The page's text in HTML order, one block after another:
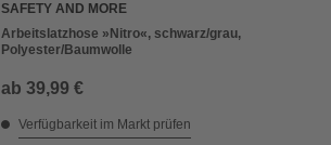
SAFETY AND MORE
Arbeitslatzhose »Nitro«, schwarz/grau,
Polyester/Baumwolle
ab 39,99 €
Verfügbarkeit im Markt prüfen